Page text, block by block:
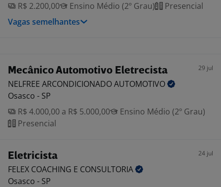
R$ 2.200,00
Ensino Médio (2º Grau)
Presencial
Vagas semelhantes
Mecânico Automotivo Eletrecista 29 jul
NELFREE ARCONDICIONADOAUTOMOTIVO
Osasco - SP
R$ 4.000,00 a R$ 5.000,00
Ensino Médio (2º Grau)
Presencial
Eletricista 24 jul
FELEX COACHING E CONSULTORIA
Osasco - SP